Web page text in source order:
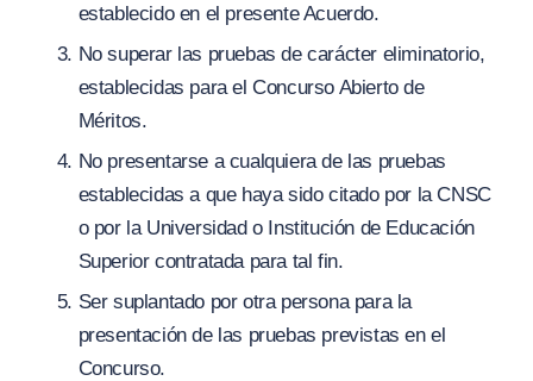
establecido en el presente Acuerdo.
No superar las pruebas de carácter eliminatorio,
establecidas para el Concurso Abierto de
Méritos.
No presentarse a cualquiera de las pruebas
establecidas a que haya sido citado por la CNSC
o por la Universidad o Institución de Educación
Superior contratada para tal fin.
Ser suplantado por otra persona para la
presentación de las pruebas previstas en el
Concurso.